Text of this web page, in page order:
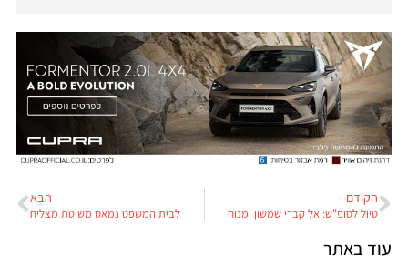
הקודם
טיול לסופ"ש: אל קברי שמשון ומנוח
הבא
לבית המשפט נמאס משיטת מצליח
עוד באתר